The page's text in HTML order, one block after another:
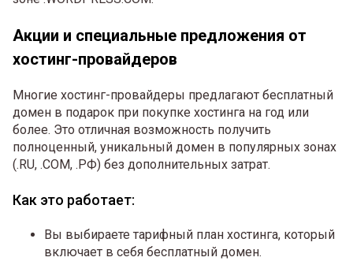
Акции и специальные предложения от
хостинг-провайдеров
Многие хостинг-провайдеры предлагают бесплатный
домен в подарок при покупке хостинга на год или
более. Это отличная возможность получить
полноценный, уникальный домен в популярных зонах
(.RU, .COM, .РФ) без дополнительных затрат.
Как это работает:
Вы выбираете тарифный план хостинга, который
включает в себя бесплатный домен.